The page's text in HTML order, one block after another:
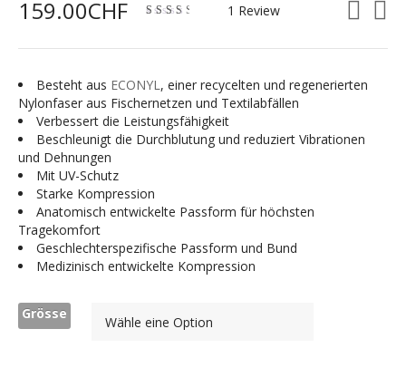
159.00CHF 1 Review
Besteht aus ECONYL, einer recycelten und regenerierten
Nylonfaser aus Fischernetzen und Textilabfällen
Verbessert die Leistungsfähigkeit
Beschleunigt die Durchblutung und reduziert Vibrationen
und Dehnungen
Mit UV-Schutz
Starke Kompression
Anatomisch entwickelte Passform für höchsten
Tragekomfort
Geschlechterspezifische Passform und Bund
Medizinisch entwickelte Kompression
Grösse